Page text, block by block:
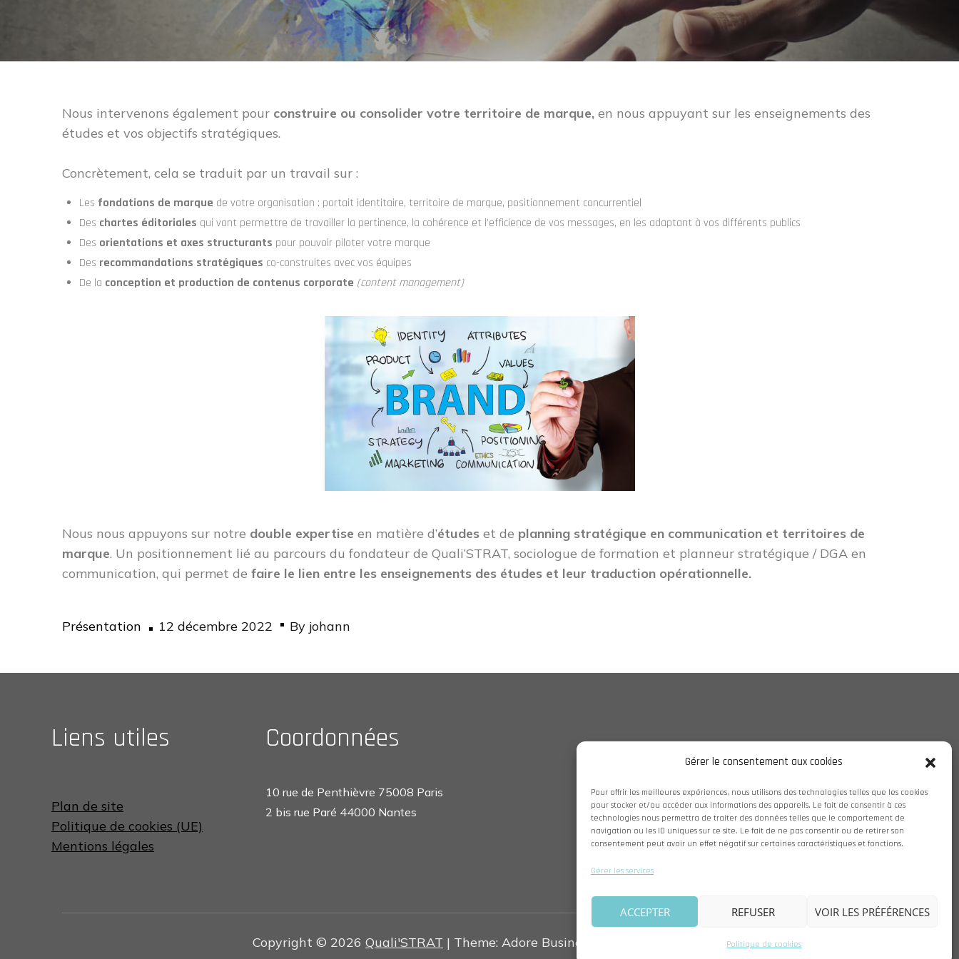
Gérer le consentement aux cookies
Pour offrir les meilleures expériences, nous utilisons des technologies telles que les cookies
pour stocker et/ou accéder aux informations des appareils. Le fait de consentir à ces
technologies nous permettra de traiter des données telles que le comportement de
navigation ou les ID uniques sur ce site. Le fait de ne pas consentir ou de retirer son
consentement peut avoir un effet négatif sur certaines caractéristiques et fonctions.
Gérer les services
ACCEPTER REFUSER VOIR LES PRÉFÉRENCES
Politique de cookies
Nous intervenons également pour construire ou consolider votre territoire de marque, en nous appuyant sur les enseignements des
études et vos objectifs stratégiques.
Concrètement, cela se traduit par un travail sur :
Les fondations de marque de votre organisation : portait identitaire, territoire de marque, positionnement concurrentiel
Des chartes éditoriales qui vont permettre de travailler la pertinence, la cohérence et l’efficience de vos messages, en les adaptant à vos différents publics
Des orientations et axes structurants pour pouvoir piloter votre marque
Des recommandations stratégiques co-construites avec vos équipes
De la conception et production de contenus corporate (content management)
Nous nous appuyons sur notre double expertise en matière d’études et de planning stratégique en communication et territoires de
marque. Un positionnement lié au parcours du fondateur de Quali’STRAT, sociologue de formation et planneur stratégique / DGA en
communication, qui permet de faire le lien entre les enseignements des études et leur traduction opérationnelle.
Présentation
Posted
12 décembre 2022 By johann
Liens utiles
Plan de site
Politique de cookies (UE)
Mentions légales
Coordonnées
10 rue de Penthièvre 75008 Paris
2 bis rue Paré 44000 Nantes
Copyright © 2026 Quali'STRAT | Theme: Adore Business By